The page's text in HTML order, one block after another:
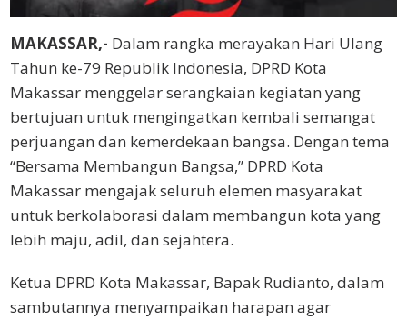
MAKASSAR,- Dalam rangka merayakan Hari Ulang
Tahun ke-79 Republik Indonesia, DPRD Kota
Makassar menggelar serangkaian kegiatan yang
bertujuan untuk mengingatkan kembali semangat
perjuangan dan kemerdekaan bangsa. Dengan tema
“Bersama Membangun Bangsa,” DPRD Kota
Makassar mengajak seluruh elemen masyarakat
untuk berkolaborasi dalam membangun kota yang
lebih maju, adil, dan sejahtera.
Ketua DPRD Kota Makassar, Bapak Rudianto, dalam
sambutannya menyampaikan harapan agar